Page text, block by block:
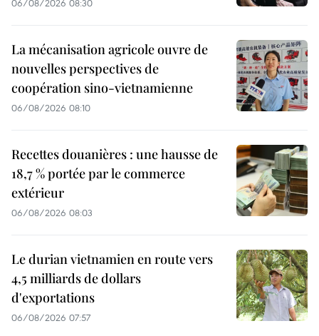
06/08/2026 08:30
La mécanisation agricole ouvre de
nouvelles perspectives de
coopération sino-vietnamienne
06/08/2026 08:10
Recettes douanières : une hausse de
18,7 % portée par le commerce
extérieur
06/08/2026 08:03
Le durian vietnamien en route vers
4,5 milliards de dollars
d'exportations
06/08/2026 07:57